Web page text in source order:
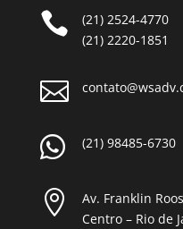

(21) 2524-4770
(21) 2220-1851

 (21) 98485-6730

Av. Franklin
Centro – Rio de